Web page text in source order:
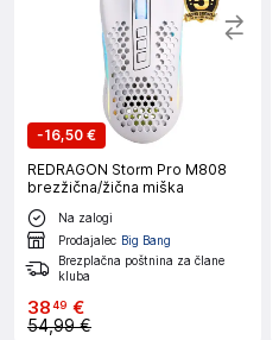
-16,50 €
REDRAGON Storm Pro M808
brezžična/žična miška
Na zalogi
Prodajalec Big Bang
Brezplačna poštnina za člane
kluba
3849 €
54,99 €